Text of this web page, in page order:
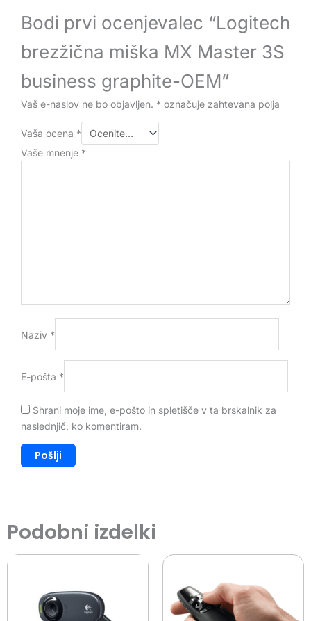
Bodi prvi ocenjevalec “Logitech
brezžična miška MX Master 3S
business graphite-OEM”
Vaš e-naslov ne bo objavljen. * označuje zahtevana polja
Vaša ocena *
Vaše mnenje *
Naziv *
E-pošta *
Shrani moje ime, e-pošto in spletišče v ta brskalnik za
naslednjič, ko komentiram.
Podobni izdelki